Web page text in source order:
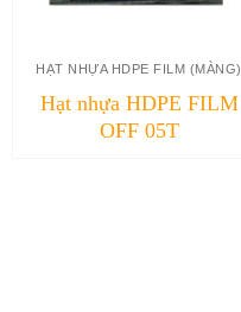
HẠT NHỰA HDPE FILM (MÀNG)
Hạt nhựa HDPE FILM
OFF 05T